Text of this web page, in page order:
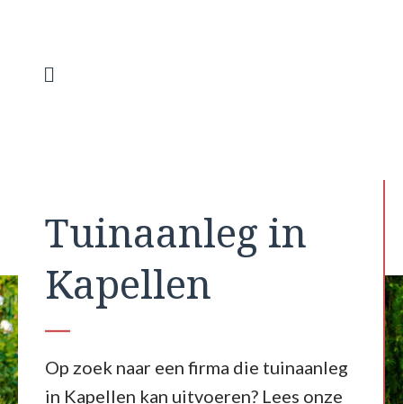
inhoud
Tuinaanleg in
Kapellen
Op zoek naar een firma die tuinaanleg
in Kapellen kan uitvoeren? Lees onze